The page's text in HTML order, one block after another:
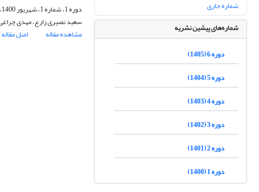
دوره 1، شماره 1، شهریور 1400، صفحه
سعید نصیری زارع، مهدی
مشاهده مقاله
اصل مقاله
شماره جاری
شماره‌های پیشین نشریه
دوره 6 (1405)
دوره 5 (1404)
دوره 4 (1403)
دوره 3 (1402)
دوره 2 (1401)
دوره 1 (1400)